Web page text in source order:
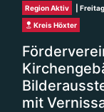
Region Aktiv
|
Kreis Höxter
mit